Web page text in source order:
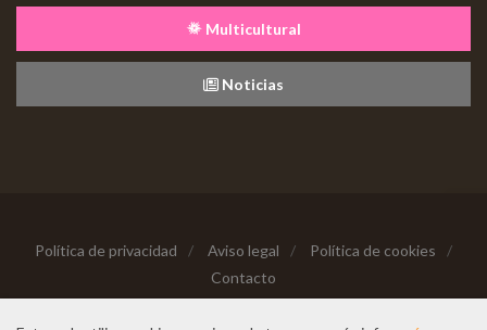
Multicultural
Noticias
Política de privacidad / Aviso legal / Política de cookies
/
Contacto